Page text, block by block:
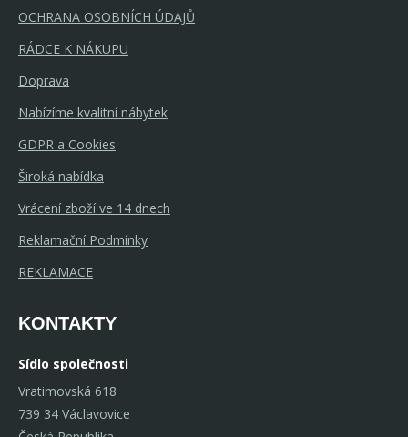
OCHRANA OSOBNÍCH ÚDAJŮ
RÁDCE K NÁKUPU
Doprava
Nabízíme kvalitní nábytek
GDPR a Cookies
Široká nabídka
Vrácení zboží ve 14 dnech
Reklamační Podmínky
REKLAMACE
KONTAKTY
Sídlo společnosti
Vratimovská 618
739 34 Václavovice